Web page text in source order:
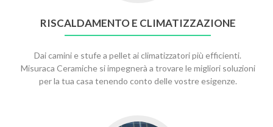
RISCALDAMENTO E CLIMATIZZAZIONE
Dai camini e stufe a pellet ai climatizzatori più efficienti.
Misuraca Ceramiche si impegnerà a trovare le migliori soluzioni
per la tua casa tenendo conto delle vostre esigenze.